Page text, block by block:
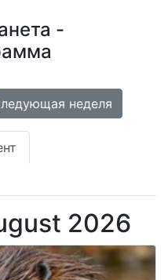
-
неделя
2026